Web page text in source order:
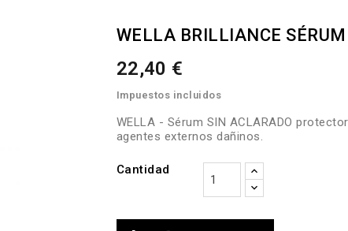
WELLA BRILLIANCE
22,40 €
Impuestos incluidos
WELLA - Sérum SIN ACLARADO
agentes externos dañinos.
Cantidad